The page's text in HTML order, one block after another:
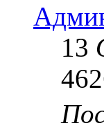
13